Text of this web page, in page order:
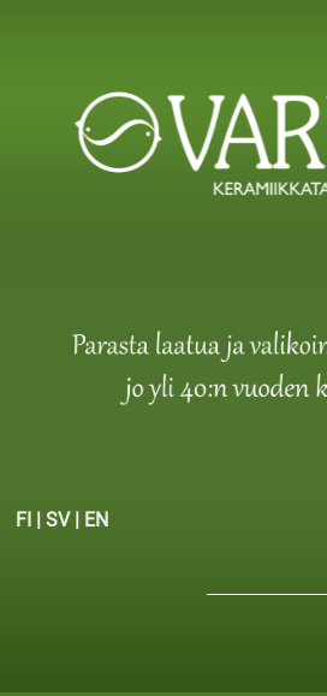
FI | SV| EN